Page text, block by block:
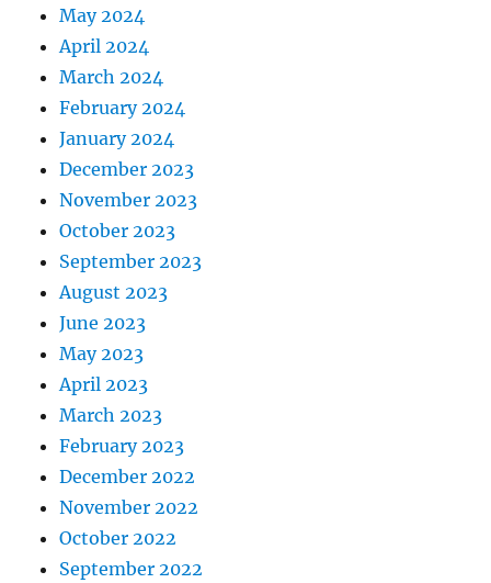
May 2024
April 2024
March 2024
February 2024
January 2024
December 2023
November 2023
October 2023
September 2023
August 2023
June 2023
May 2023
April 2023
March 2023
February 2023
December 2022
November 2022
October 2022
September 2022